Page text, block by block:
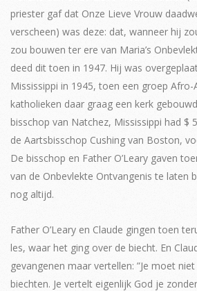
priester gaf dat Onze Lieve Vrouw
verscheen) was deze: dat, wanneer hij
zou bouwen ter ere van Maria’s
deed dit toen in 1947. Hij was
Mississippi in 1945, toen een groep Afro-
katholieken daar graag een kerk
bisschop van Natchez, Mississippi had $
de Aartsbisschop Cushing van Boston,
De bisschop en Father O’Leary gaven
van de Onbevlekte Ontvangenis te laten
nog altijd.
Father O’Leary en Claude gingen toen
les, waar het ging over de biecht. En
gevangenen maar vertellen: ”Je moet
biechten. Je vertelt eigenlijk God je